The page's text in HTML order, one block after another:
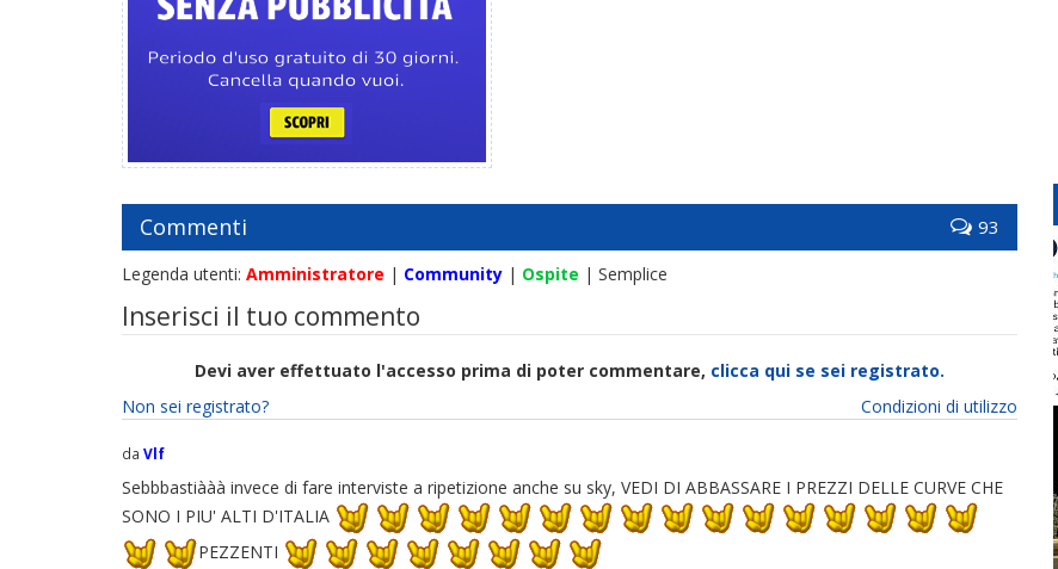
Commenti 93
Legenda utenti: Amministratore | Community | Ospite | Semplice
Inserisci il tuo commento
Devi aver effettuato l'accesso prima di poter commentare, clicca qui se sei registrato.
Condizioni di utilizzo
Non sei registrato?
da Vlf
Sebbbastiààà invece di fare interviste a ripetizione anche su sky, VEDI DI ABBASSARE I PREZZI DELLE CURVE CHE
SONO I PIU' ALTI D'ITALIA
PEZZENTI